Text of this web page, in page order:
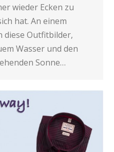
wieder Ecken zu
hat. An einem
diese Outfitbilder,
Wasser und den
Sonne…